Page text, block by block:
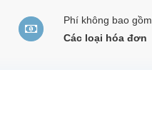
Phí không bao gồm
Các loại hóa đơn